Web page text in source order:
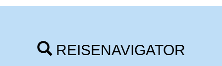
REISENAVIGATOR